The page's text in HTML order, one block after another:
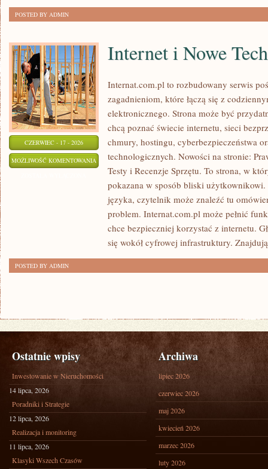
POSTED BY ADMIN
CZERWIEC - 17 - 2026
MOŻLIWOŚĆ KOMENTOWANIA INTERNET
NOWE
TECHNOLOGIE
Internet i Nowe
Internat.com.pl to rozbudowany serwis
zagadnieniom, które łączą się z
elektronicznego. Strona może być
chcą poznać świecie internetu, sieci
chmury, hostingu, cyberbezpieczeństwa
technologicznych. Nowości na stronie:
Testy i Recenzje Sprzętu. To strona, w
pokazana w sposób bliski
języka, czytelnik może znaleźć tu
problem. Internat.com.pl może pełnić
chce bezpieczniej korzystać z internetu.
się wokół cyfrowej infrastruktury.
POSTED BY ADMIN
Ostatnie wpisy
Inwestowanie w Nieruchomości
14 lipca, 2026
Poradniki i Strategie
12 lipca, 2026
Realizacja i monitoring
11 lipca, 2026
Klasyki Wszech Czasów
Archiwa
lipiec 2026
czerwiec 2026
maj 2026
kwiecień 2026
marzec 2026
luty 2026